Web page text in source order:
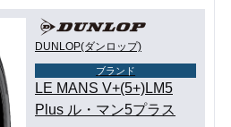
DUNLOP(ダンロップ)
ブランド
LE MANS V+(5+)LM5
Plus ル・マン5プラス